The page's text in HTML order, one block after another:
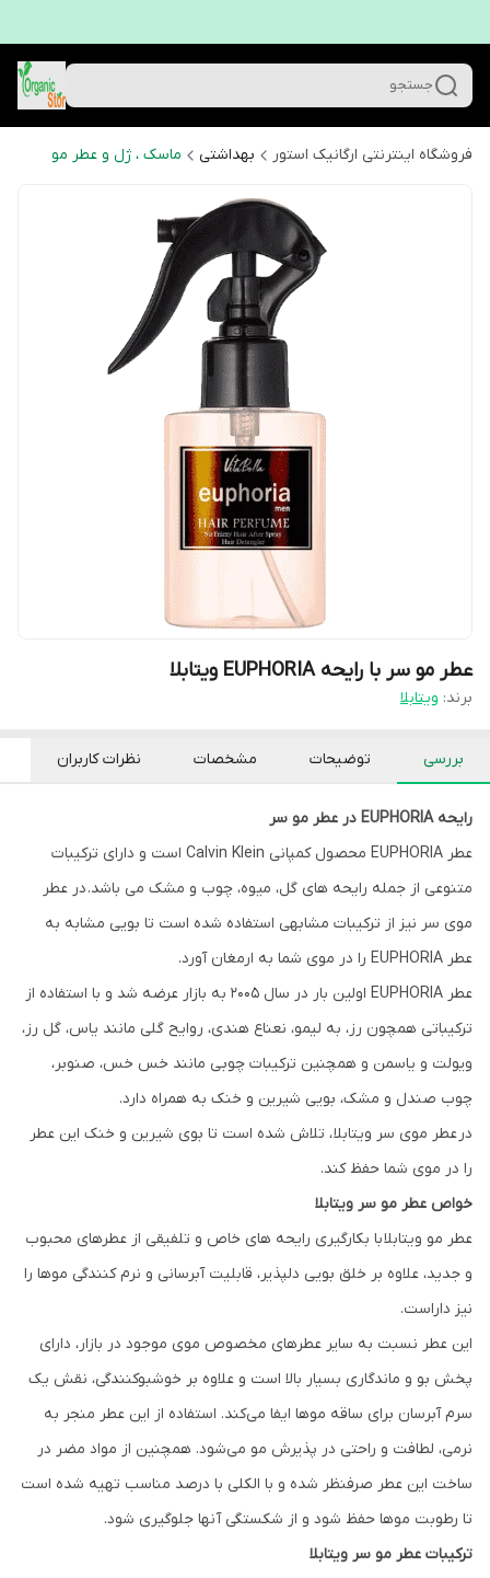
جستجو
فروشگاه اینترنتی ارگانیک استور بهداشتی ماسک ، ژل و عطر مو
عطر مو سر با رایحه EUPHORIA ویتابلا
برند: ویتابلا
بررسی توضیحات مشخصات نظرات کاربران
رایحه EUPHORIA در عطر مو سر
عطر EUPHORIA محصول کمپانی Calvin Klein است و دارای ترکیبات
متنوعی از جمله رایحه های گل، میوه، چوب و مشک می باشد. در عطر
موی سر نیز از ترکیبات مشابهی استفاده شده است تا بویی مشابه به
عطر EUPHORIA را در موی شما به ارمغان آورد.
عطر EUPHORIA اولین بار در سال ۲۰۰۵ به بازار عرضه شد و با استفاده از
ترکیباتی همچون رز، به لیمو، نعناع هندی، روایح گلی مانند یاس، گل رز،
ویولت و یاسمن و همچنین ترکیبات چوبی مانند خس خس، صنوبر،
چوب صندل و مشک، بویی شیرین و خنک به همراه دارد.
در عطر موی سر ویتابلا ، تلاش شده است تا بوی شیرین و خنک این عطر
را در موی شما حفظ کند.
خواص عطر مو سر ویتابلا
عطر مو ویتابلا با بکارگیری رایحه های خاص و تلفیقی از عطرهای محبوب
و جدید، علاوه بر خلق بویی دلپذیر، قابلیت آبرسانی و نرم کنندگی موها را
نیز داراست.
این عطر نسبت به سایر عطرهای مخصوص موی موجود در بازار، دارای
پخش بو و ماندگاری بسیار بالا است و علاوه بر خوشبوکنندگی، نقش یک
سرم آبرسان برای ساقه موها ایفا می‌کند. استفاده از این عطر منجر به
نرمی، لطافت و راحتی در پذیرش مو می‌شود. همچنین از مواد مضر در
ساخت این عطر صرفنظر شده و با الکلی با درصد مناسب تهیه شده است
تا رطوبت موها حفظ شود و از شکستگی آنها جلوگیری شود.
ترکیبات عطر مو سر ویتابلا